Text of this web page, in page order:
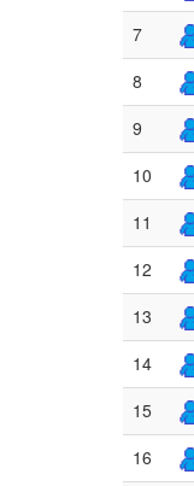
7
8
9
10
11
12
13
14
15
16